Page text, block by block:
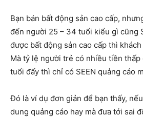
Bạn bán bất động sản cao cấp,
đến người 25 – 34 tuổi kiểu gì cũng
được bất động sản cao cấp thì
Mà tỷ lệ người trẻ có nhiều tiền thấp
tuổi đấy thì chỉ có SEEN quảng cáo
Đó là ví dụ đơn giản để bạn thấy,
dung quảng cáo hay mà đưa tới sai